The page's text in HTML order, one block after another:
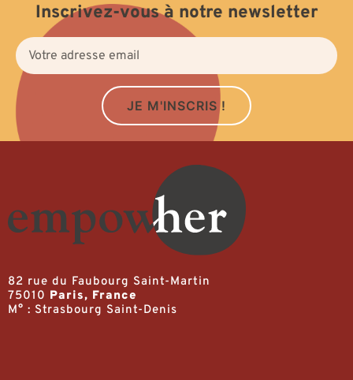
Inscrivez-vous à notre newsletter
JE M'INSCRIS !
82 rue du Faubourg Saint-Martin
75010 Paris, France
M° : Strasbourg Saint-Denis